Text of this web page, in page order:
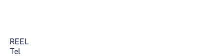
REEL
Tel